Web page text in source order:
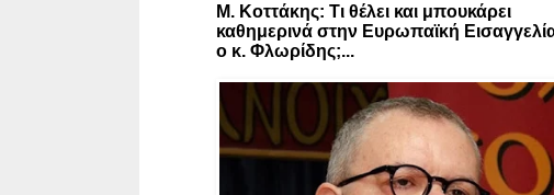
Μ. Κοττάκης: Τι θέλει και μπουκάρει
καθημερινά στην Ευρωπαϊκή
ο κ. Φλωρίδης;...